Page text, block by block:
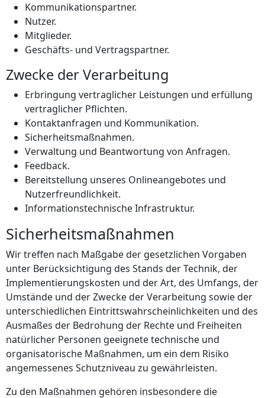
Kommunikationspartner.
Nutzer.
Mitglieder.
Geschäfts- und Vertragspartner.
Zwecke der Verarbeitung
Erbringung vertraglicher Leistungen und erfüllung
vertraglicher Pflichten.
Kontaktanfragen und Kommunikation.
Sicherheitsmaßnahmen.
Verwaltung und Beantwortung von Anfragen.
Feedback.
Bereitstellung unseres Onlineangebotes und
Nutzerfreundlichkeit.
Informationstechnische Infrastruktur.
Sicherheitsmaßnahmen
Wir treffen nach Maßgabe der gesetzlichen Vorgaben
unter Berücksichtigung des Stands der Technik, der
Implementierungskosten und der Art, des Umfangs, der
Umstände und der Zwecke der Verarbeitung sowie der
unterschiedlichen Eintrittswahrscheinlichkeiten und des
Ausmaßes der Bedrohung der Rechte und Freiheiten
natürlicher Personen geeignete technische und
organisatorische Maßnahmen, um ein dem Risiko
angemessenes Schutzniveau zu gewährleisten.
Zu den Maßnahmen gehören insbesondere die